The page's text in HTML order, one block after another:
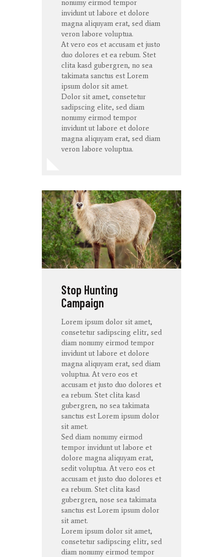
nonumy eirmod tempor
invidunt ut labore et dolore
magna aliquyam erat, sed diam
veron labore voluptua.
At vero eos et accusam et justo
duo dolores et ea rebum. Stet
clita kasd gubergren, no sea
takimata sanctus est Lorem
ipsum dolor sit amet.
Dolor sit amet, consetetur
sadipscing elite, sed diam
nonumy eirmod tempor
invidunt ut labore et dolore
magna aliquyam erat, sed diam
veron labore voluptua.
Stop Hunting
Campaign
Lorem ipsum dolor sit amet,
consetetur sadipscing elitr, sed
diam nonumy eirmod tempor
invidunt ut labore et dolore
magna aliquyam erat, sed diam
voluptua. At vero eos et
accusam et justo duo dolores et
ea rebum. Stet clita kasd
gubergren, no sea takimata
sanctus est Lorem ipsum dolor
sit amet.
Sed diam nonumy eirmod
tempor invidunt ut labore et
dolore magna aliquyam erat,
sedit voluptua. At vero eos et
accusam et justo duo dolores et
ea rebum. Stet clita kasd
gubergren, nose sea takimata
sanctus est Lorem ipsum dolor
sit amet.
Lorem ipsum dolor sit amet,
consetetur sadipscing elitr, sed
diam nonumy eirmod tempor